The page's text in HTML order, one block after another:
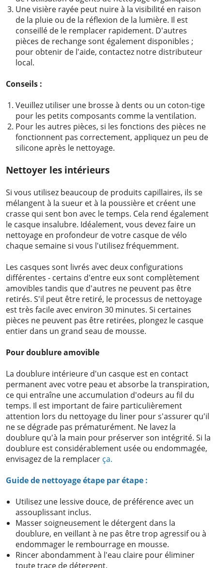
Une visière rayée peut nuire à la visibilité en raison
de la pluie ou de la réflexion de la lumière. Il est
conseillé de le remplacer rapidement. D'autres
pièces de rechange sont également disponibles ;
pour obtenir de l'aide, contactez notre distributeur
local.
Conseils :
Veuillez utiliser une brosse à dents ou un coton-tige
pour les petits composants comme la ventilation.
Pour les autres pièces, si les fonctions des pièces ne
fonctionnent pas correctement, appliquez un peu de
silicone après le nettoyage.
Nettoyer les intérieurs
Si vous utilisez beaucoup de produits capillaires, ils se
mélangent à la sueur et à la poussière et créent une
crasse qui sent bon avec le temps. Cela rend également
le casque insalubre. Idéalement, vous devez faire un
nettoyage en profondeur de votre casque de vélo
chaque semaine si vous l'utilisez fréquemment.
Les casques sont livrés avec deux configurations
différentes - certains d'entre eux sont complètement
amovibles tandis que d'autres ne peuvent pas être
retirés. S'il peut être retiré, le processus de nettoyage
est très facile avec environ 30 minutes. Si certaines
pièces ne peuvent pas être retirées, plongez le casque
entier dans un grand seau de mousse.
Pour doublure amovible
La doublure intérieure d'un casque est en contact
permanent avec votre peau et absorbe la transpiration,
ce qui entraîne une accumulation d'odeurs au fil du
temps. Il est important de faire particulièrement
attention lors du nettoyage du liner pour s'assurer qu'il
ne se dégrade pas prématurément. Ne lavez la
doublure qu'à la main pour préserver son intégrité. Si la
doublure est considérablement usée ou endommagée,
envisagez de la remplacer ça.
Guide de nettoyage étape par étape :
Utilisez une lessive douce, de préférence avec un
assouplissant inclus.
Masser soigneusement le détergent dans la
doublure, en veillant à ne pas être trop agressif ou à
endommager le rembourrage en mousse.
Rincer abondamment à l'eau claire pour éliminer
toute trace de détergent.